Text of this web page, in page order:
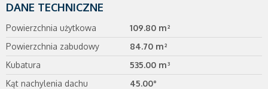
DANE TECHNICZNE
Powierzchnia użytkowa
109.80 m²
Powierzchnia zabudowy
84.70 m²
Kubatura
535.00 m³
Kąt nachylenia dachu
45.00°